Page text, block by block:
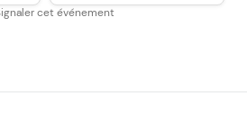
cet événement